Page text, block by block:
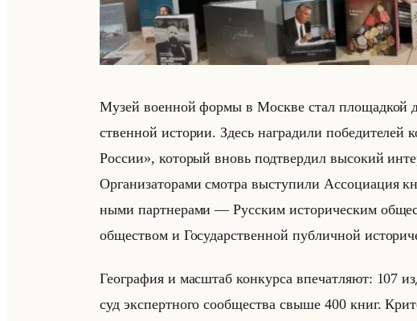
Музей во­ен­ной формы в Москве стал пло­щад­кой
ствен­ной ис­то­рии. Здесь на­гра­ди­ли
России», ко­то­рый вновь под­твер­дил вы­со­кий
Ор­га­ни­за­то­ра­ми смот­ра вы­сту­пи­ли Ас­со­ци­ация
ны­ми парт­не­ра­ми — Рус­ским ис­то­ри­че­ским
об­ще­ством и Го­су­дар­ствен­ной пуб­лич­ной
Гео­гра­фия и мас­штаб кон­кур­са впе­чат­ля­ют: 107
суд экс­перт­но­го со­об­ще­ства свыше 400 книг.